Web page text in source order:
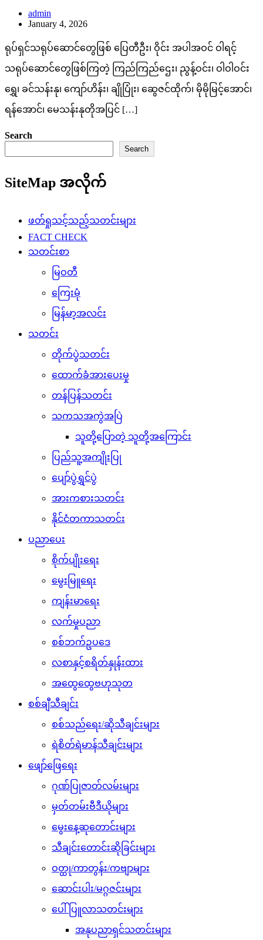
admin
January 4, 2026
ရုပ်ရှင်သရုပ်ဆောင်တွေဖြစ် ပြေတီဦး၊ ဝိုင်း အပါအဝင် ဝါရင့်
သရုပ်ဆောင်တွေဖြစ်ကြတဲ့ ကြည်ကြည်ဌေး၊ ညွန့်ဝင်း၊ ဝါဝါဝင်း
ရွှေ၊ ခင်သန်းနု၊ ကျော်ဟိန်း၊ ချိုပြုံး၊ ဆွေဇင်ထိုက်၊ မိုမိုမြင့်အောင်၊
ရန်အောင်၊ မေသန်းနုတိုအပြင် […]
Search
Search
SiteMap အလိုက်
ဖတ်ရှုသင့်သည့်သတင်းများ
FACT CHECK
သတင်းစာ
မြဝတီ
ကြေးမုံ
မြန်မာ့အလင်း
သတင်း
တိုက်ပွဲသတင်း
ထောက်ခံအားပေးမှု
တန်ပြန်သတင်း
သကသအကွဲအပြဲ
သူတို့ပြောတဲ့ သူတို့အကြောင်း
ပြည်သူ့အကျိုးပြု
ပျော်ပွဲရွှင်ပွဲ
အားကစားသတင်း
နိုင်ငံတကာသတင်း
ပညာပေး
စိုက်ပျိုးရေး
မွေးမြူရေး
ကျန်းမာရေး
လက်မှုပညာ
စစ်ဘက်ဥပဒေ
လစာနှင့်စရိတ်နှုန်းထား
အထွေထွေဗဟုသုတ
စစ်ချီသီချင်း
စစ်သည်ရေး/ဆိုသီချင်းများ
ရဲစိတ်ရဲမာန်သီချင်းများ
ဖျော်ဖြေရေး
ဂုဏ်ပြုဇာတ်လမ်းများ
မှတ်တမ်းဗီဒီယိုများ
မွေးနေ့ဆုတောင်းများ
သီချင်းတောင်းဆိုခြင်းများ
ဝတ္ထု/ကာတွန်း/ကဗျာများ
ဆောင်းပါး/မဂ္ဂဇင်းများ
ပေါ်ပြူလာသတင်းများ
အနုပညာရှင်သတင်းများ